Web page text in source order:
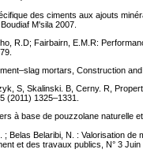
des ciments aux ajouts
M'sila 2007.
R.D; Fairbairn, E.M.R:
mortars, Construction
S, Skalinski. B, Cerny. R,
(2011) 1325–1331.
à base de pouzzolane naturelle
; Belas Belaribi, N. : Valorisation
et des travaux publics, N° 3 Juin